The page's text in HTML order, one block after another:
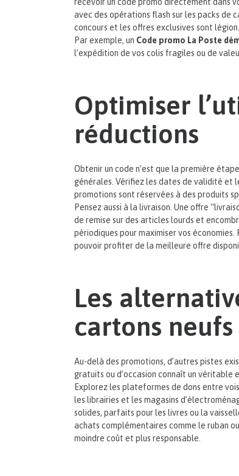
avec des opérations flash sur les packs de
concours et les offres exclusives sont
Par exemple, un Code promo La Poste
l’expédition de vos colis fragiles ou de
Optimiser
réductions
Obtenir un code n’est que la première
générales. Vérifiez les dates de validité et
promotions sont réservées à des produits
Pensez aussi à la livraison. Une offre
de remise sur des articles lourds et
périodiques pour maximiser vos
pouvoir profiter de la meilleure offre
Les
cartons neufs
Au-delà des promotions, d’autres pistes
gratuits ou d’occasion connaît un véritable
Explorez les plateformes de dons entre
les librairies et les magasins
solides, parfaits pour les livres ou la
achats complémentaires comme le ruban
moindre coût et plus responsable.